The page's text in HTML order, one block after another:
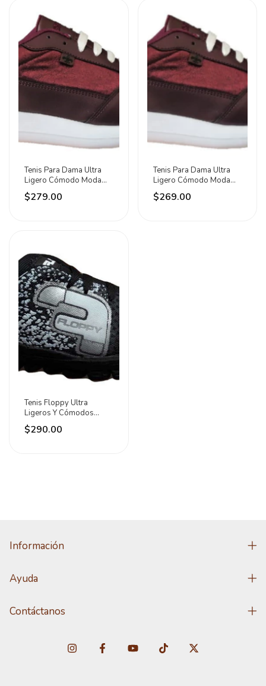
Tenis Para Dama Ultra
Ligero Cómodo Moda
Deporte Caminar Tinto
Solo Talla 26 Disponible
$279.00
Tenis Para Dama Ultra
Ligero Cómodo Moda
Deporte Caminar Tinto
Geométrico Solo Talla
$269.00
Tenis Floppy Ultra
Ligeros Y Cómodos
Negro/blanco/plata
$290.00
Información
Ayuda
Contáctanos